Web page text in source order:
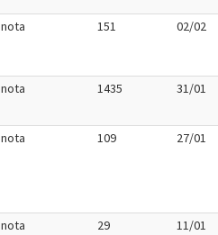
nota 151 02/02
nota 1435 31/01
nota 109 27/01
nota 29 11/01